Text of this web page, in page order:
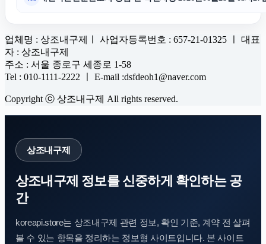
업체명 : 상조내구제ㅣ 사업자등록번호 : 657-21-01325 ㅣ 대표
자 : 상조내구제
주소 : 서울 종로구 세종로 1-58
Tel : 010-1111-2222 ㅣ E-mail :dsfdeoh1@naver.com
Copyright ⓒ 상조내구제 All rights reserved.
상조내구제
상조내구제 정보를 신중하게 확인하는 공
간
koreapi.store는 상조내구제 관련 정보, 확인 기준, 계약 전 살펴
볼 수 있는 항목을 정리하는 정보형 사이트입니다. 본 사이트